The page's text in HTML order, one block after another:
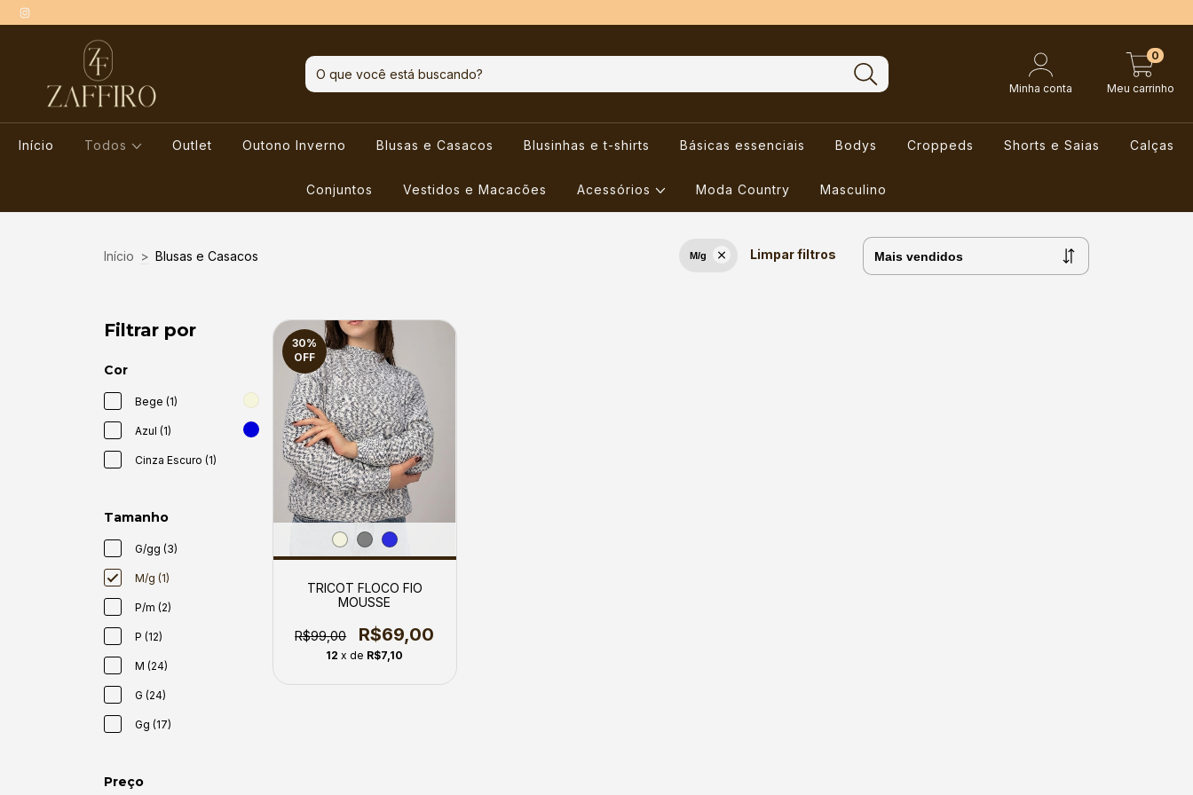
Minha conta Meu carrinho
0
Início Todos Outlet Outono Inverno Blusas e Casacos Blusinhas e t-shirts Básicas essenciais Bodys Croppeds Shorts e Saias Calças
Conjuntos Vestidos e Macacões Acessórios Moda Country Masculino
Início > Blusas e Casacos M/g Limpar filtros
Filtrar por
Cor
Bege (1)
Azul (1)
Cinza Escuro (1)
Tamanho
G/gg (3)
M/g (1)
P/m (2)
P (12)
M (24)
G (24)
Gg (17)
Preço
30%
OFF
TRICOT FLOCO FIO
MOUSSE
R$99,00 R$69,00
12 x de R$7,10